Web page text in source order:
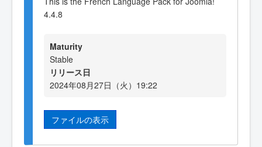
4.4.8
Maturity
Stable
リリース日
2024年08月27日（火）19:22
ファイルの表示